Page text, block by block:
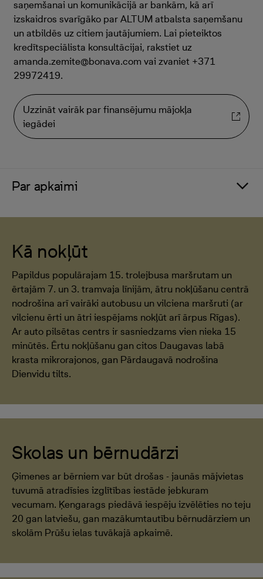
saņemšanai un komunikācijā ar bankām, kā arī
izskaidros svarīgāko par ALTUM atbalsta saņemšanu
un atbildēs uz citiem jautājumiem. Lai pieteiktos
kredītspeciālista konsultācijai, rakstiet uz
amanda.zemite@bonava.com vai zvaniet +371
29972419.
Uzzināt vairāk par finansējumu mājokļa
iegādei
Par apkaimi
Kā nokļūt
Papildus populārajam 15. trolejbusa maršrutam un
ērtajām 7. un 3. tramvaja līnijām, ātru nokļūšanu centrā
nodrošina arī vairāki autobusu un vilciena maršruti (ar
vilcienu ērti un ātri iespējams nokļūt arī ārpus Rīgas).
Ar auto pilsētas centrs ir sasniedzams vien nieka 15
minūtēs. Ērtu nokļūšanu gan citos Daugavas labā
krasta mikrorajonos, gan Pārdaugavā nodrošina
Dienvidu tilts.
Skolas un bērnudārzi
Ģimenes ar bērniem var būt drošas - jaunās mājvietas
tuvumā atradīsies izglītības iestāde jebkuram
vecumam. Ķengarags piedāvā iespēju izvēlēties no teju
20 gan latviešu, gan mazākumtautību bērnudārziem un
skolām Prūšu ielas tuvākajā apkaimē.